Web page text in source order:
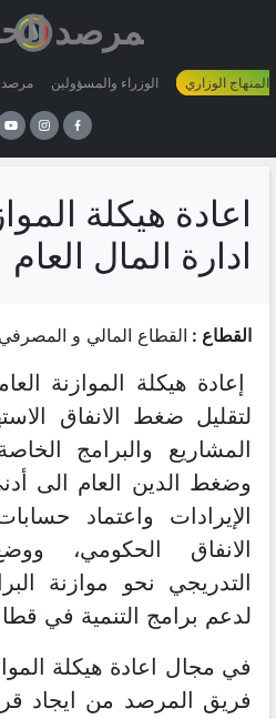
مرصد TV الوزراء والمسؤولين المنهاج الوزاري
اعادة هيكلة
ادارة المال العام
القطاع : القطاع المالي و المصرفي
إعادة هيكلة الموازنة
لتقليل ضغط الانفاق
المشاريع والبرامج
وضغط الدين العام الى
الإيرادات واعتماد
الانفاق الحكومي،
التدريجي نحو موازنة
لدعم برامج التنمية في
في مجال اعادة هيكلة
فريق المرصد من ايجاد